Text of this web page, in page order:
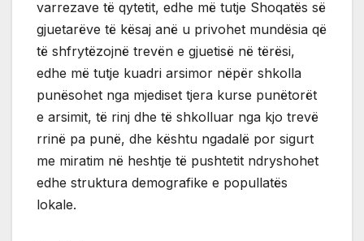
varrezave të qytetit, edhe më tutje Shoqatës së
gjuetarëve të kësaj anë u privohet mundësia që
të shfrytëzojnë trevën e gjuetisë në tërësi,
edhe më tutje kuadri arsimor nëpër shkolla
punësohet nga mjediset tjera kurse punëtorët
e arsimit, të rinj dhe të shkolluar nga kjo trevë
rrinë pa punë, dhe kështu ngadalë por sigurt
me miratim në heshtje të pushtetit ndryshohet
edhe struktura demografike e popullatës
lokale.